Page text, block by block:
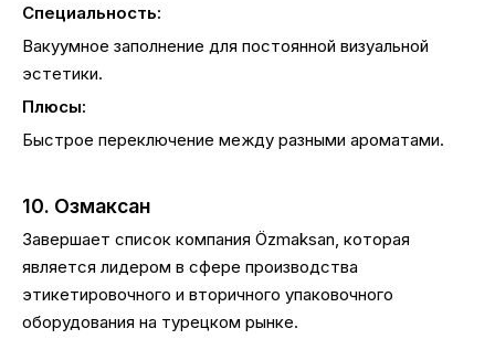
Специальность:
Вакуумное заполнение для постоянной визуальной
эстетики.
Плюсы:
Быстрое переключение между разными ароматами.
10. Озмаксан
Завершает список компания Özmaksan, которая
является лидером в сфере производства
этикетировочного и вторичного упаковочного
оборудования на турецком рынке.